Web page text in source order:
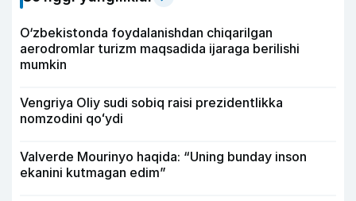
O‘zbekistonda foydalanishdan chiqarilgan
aerodromlar turizm maqsadida ijaraga berilishi
mumkin
Vengriya Oliy sudi sobiq raisi prezidentlikka
nomzodini qoʻydi
Valverde Mourinyo haqida: “Uning bunday inson
ekanini kutmagan edim”